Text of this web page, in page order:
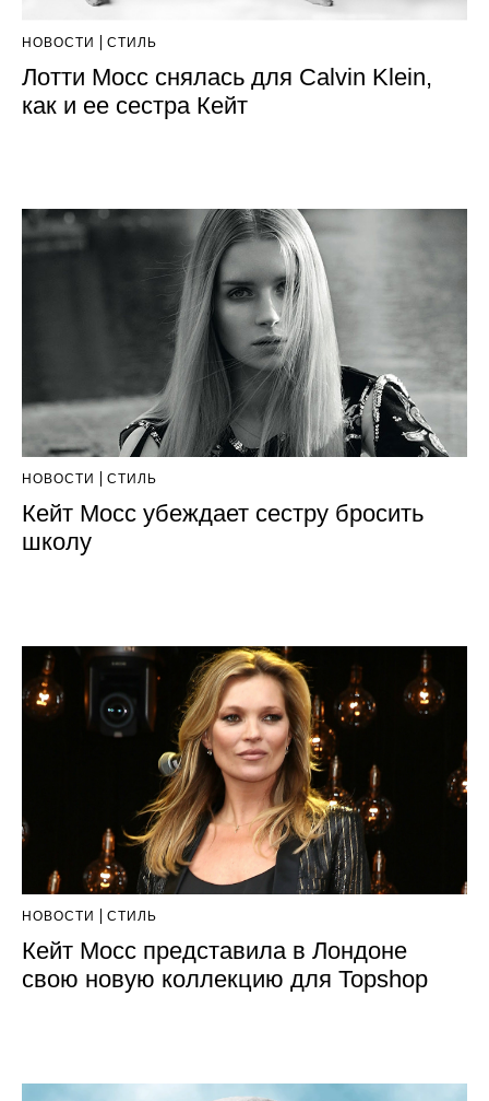
НОВОСТИ СТИЛЬ
Лотти Мосс снялась для Calvin Klein,
как и ее сестра Кейт
НОВОСТИ СТИЛЬ
Кейт Мосс убеждает сестру бросить
школу
НОВОСТИ СТИЛЬ
Кейт Мосс представила в Лондоне
свою новую коллекцию для Topshop